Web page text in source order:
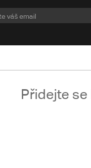
Přidejte se